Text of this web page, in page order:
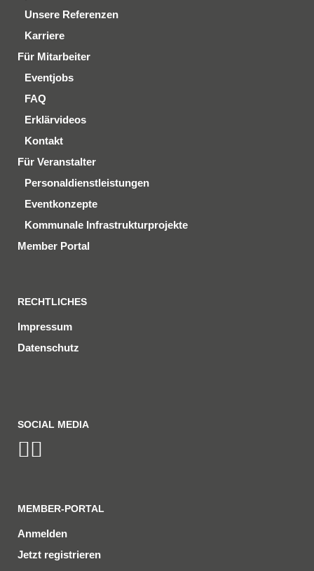
Unsere Referenzen
Karriere
Für Mitarbeiter
Eventjobs
FAQ
Erklärvideos
Kontakt
Für Veranstalter
Personaldienstleistungen
Eventkonzepte
Kommunale Infrastrukturprojekte
Member Portal
RECHTLICHES
Impressum
Datenschutz
SOCIAL MEDIA
MEMBER-PORTAL
Anmelden
Jetzt registrieren